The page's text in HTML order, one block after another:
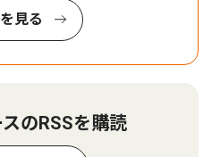
見る
のRSSを購読